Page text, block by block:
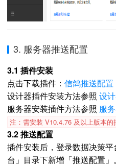
3. 服务器推送配置
3.1 插件安装
点击下载插件： 信鸽推送配
设计器插件安装方法参照 设
服务器安装插件方法参照 服
注：需安装 V10.4.76 及以上版本的
3.2 推送配置
插件安装后，登录数据决策
台」目录下新增「推送配置」。